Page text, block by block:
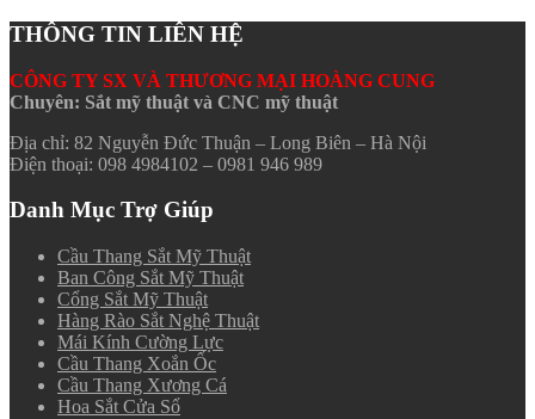
THÔNG TIN LIÊN HỆ
CÔNG TY SX VÀ THƯƠNG MẠI HOÀNG CUNG
Chuyên: Sắt mỹ thuật và CNC mỹ thuật
Địa chỉ: 82 Nguyễn Đức Thuận – Long Biên – Hà Nội
Điện thoại: 098 4984102 – 0981 946 989
Danh Mục Trợ Giúp
Cầu Thang Sắt Mỹ Thuật
Ban Công Sắt Mỹ Thuật
Cổng Sắt Mỹ Thuật
Hàng Rào Sắt Nghệ Thuật
Mái Kính Cường Lực
Cầu Thang Xoắn Ốc
Cầu Thang Xương Cá
Hoa Sắt Cửa Sổ